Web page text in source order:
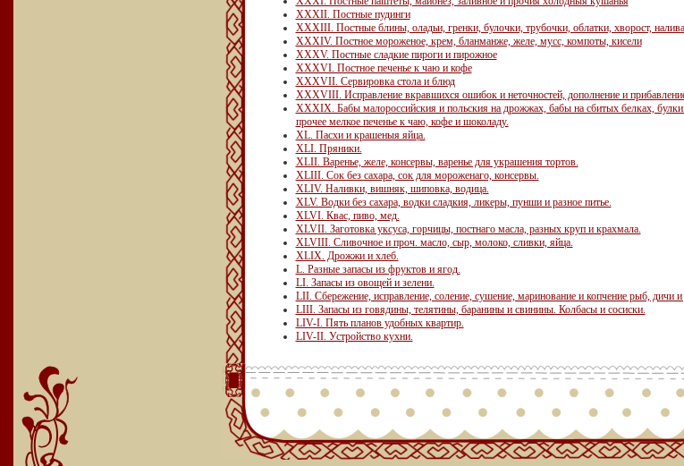
ХХХII. Постные пудинги
ХХХIII. Постные блины, оладьи, гренки, булочки, трубочки, облатки, хворост,
ХХХIV. Постное мороженое, крем, бланманже, желе, мусс, компоты, кисели
ХХХV. Постные сладкие пироги и пирожное
ХХХVI. Постное печенье к чаю и кофе
ХХХVII. Сервировка стола и блюд
ХХХVIII. Исправление вкравшихся ошибок и неточностей, дополнение и
XXXIX. Бабы малороссийския и польския на дрожжах, бабы на сбитых белках,
прочее мелкое печенье к чаю, кофе и шоколаду.
XL. Пасхи и крашеныя яйца.
XLI. Пряники.
XLII. Варенье, желе, консервы, варенье для украшения тортов.
ХLIII. Сок без сахара, сок для мороженаго, консервы.
XLIV. Наливки, вишняк, шиповка, водица.
XLV. Водки без сахара, водки сладкия, ликеры, пунши и разное питье.
XLVI. Квас, пиво, мед.
XLVII. Заготовка уксуса, горчицы, постнаго масла, разных круп и крахмала.
XLVIII. Сливочное и проч. масло, сыр, молоко, сливки, яйца.
XLIX. Дрожжи и хлеб.
L. Разные запасы из фруктов и ягод.
LI. Запасы из овощей и зелени.
LII. Сбережение, исправление, соление, сушение, маринование и копчение рыб, дичи
LIII. Запасы из говядины, телятины, баранины и свинины. Колбасы и сосиски.
LIV-I. Пять планов удобных квартир.
LIV-II. Устройство кухни.